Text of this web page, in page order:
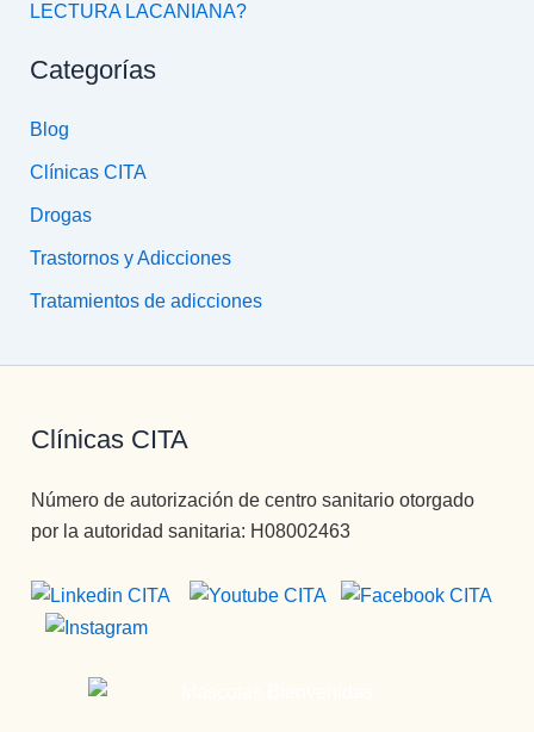
LECTURA LACANIANA?
Categorías
Blog
Clínicas CITA
Drogas
Trastornos y Adicciones
Tratamientos de adicciones
Clínicas CITA
Número de autorización de centro sanitario otorgado
por la autoridad sanitaria: H08002463